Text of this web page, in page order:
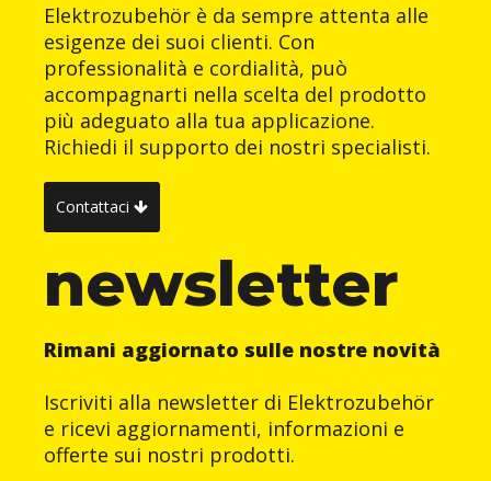
Elektrozubehör è da sempre attenta alle
esigenze dei suoi clienti. Con
professionalità e cordialità, può
accompagnarti nella scelta del prodotto
più adeguato alla tua applicazione.
Richiedi il supporto dei nostri specialisti.
Contattaci
newsletter
Rimani aggiornato sulle nostre novità
Iscriviti alla newsletter di Elektrozubehör
e ricevi aggiornamenti, informazioni e
offerte sui nostri prodotti.